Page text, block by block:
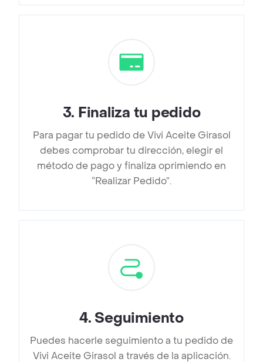
3. Finaliza tu pedido
Para pagar tu pedido de Vivi Aceite Girasol
debes comprobar tu dirección, elegir el
método de pago y finaliza oprimiendo en
“Realizar Pedido”.
4. Seguimiento
Puedes hacerle seguimiento a tu pedido de
Vivi Aceite Girasol a través de la aplicación.